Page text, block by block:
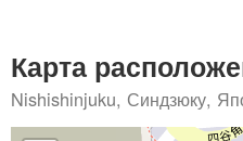
Карта
Nishishinjuku, Синдзюку,